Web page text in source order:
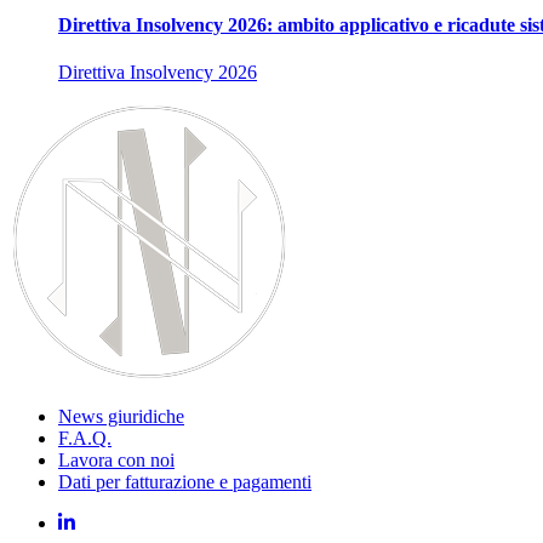
Direttiva Insolvency 2026: ambito applicativo e ricadute
Direttiva Insolvency 2026
News giuridiche
F.A.Q.
Lavora con noi
Dati per fatturazione e pagamenti